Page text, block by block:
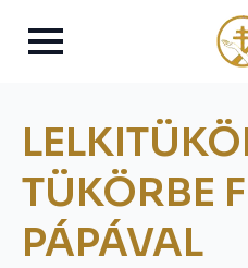
TÜKÖRBE
PÁPÁVAL